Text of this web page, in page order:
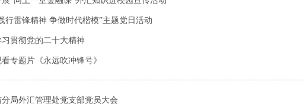
行雷锋精神 争做时代楷模”主题党日活动
贯彻党的二十大精神
专题片《永远吹冲锋号》
局外汇管理处党支部党员大会